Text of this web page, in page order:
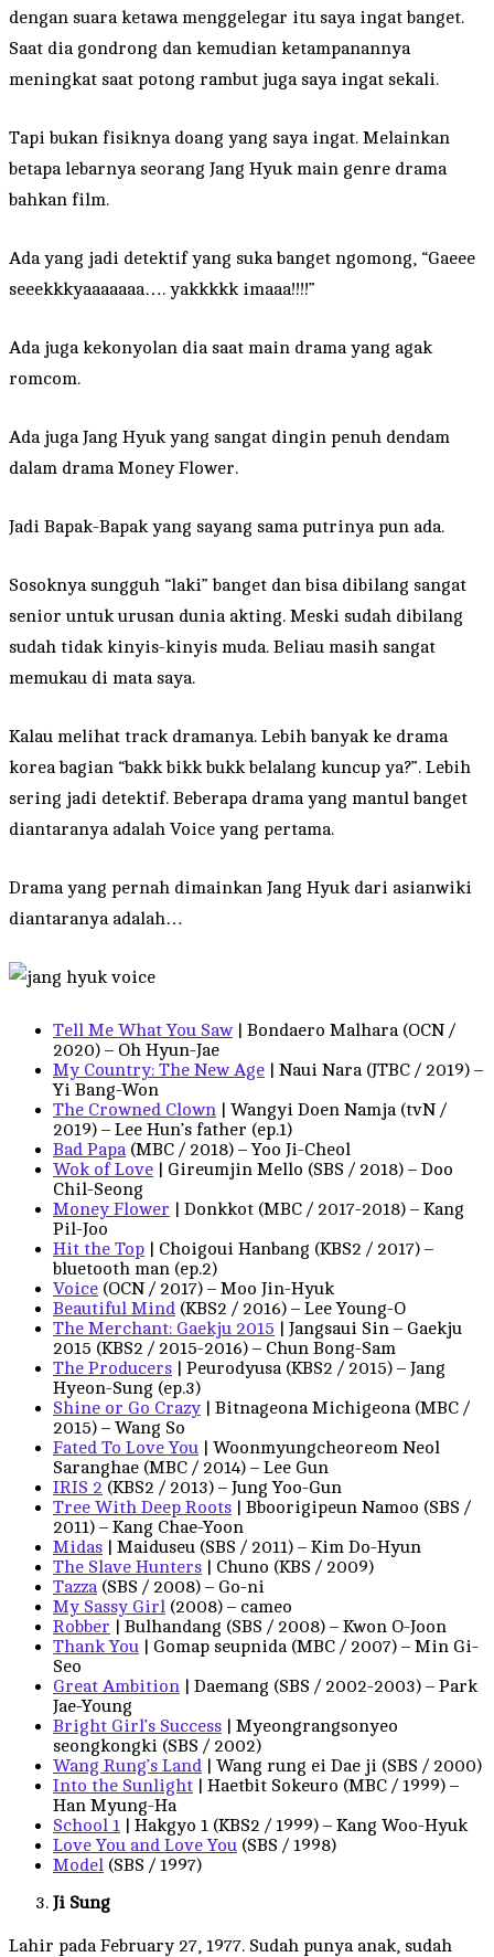
dengan suara ketawa menggelegar itu saya ingat banget.
Saat dia gondrong dan kemudian ketampanannya
meningkat saat potong rambut juga saya ingat sekali.
Tapi bukan fisiknya doang yang saya ingat. Melainkan
betapa lebarnya seorang Jang Hyuk main genre drama
bahkan film.
Ada yang jadi detektif yang suka banget ngomong, “Gaeee
seeekkkyaaaaaaa…. yakkkkk imaaa!!!!”
Ada juga kekonyolan dia saat main drama yang agak
romcom.
Ada juga Jang Hyuk yang sangat dingin penuh dendam
dalam drama Money Flower.
Jadi Bapak-Bapak yang sayang sama putrinya pun ada.
Sosoknya sungguh “laki” banget dan bisa dibilang sangat
senior untuk urusan dunia akting. Meski sudah dibilang
sudah tidak kinyis-kinyis muda. Beliau masih sangat
memukau di mata saya.
Kalau melihat track dramanya. Lebih banyak ke drama
korea bagian “bakk bikk bukk belalang kuncup ya?”. Lebih
sering jadi detektif. Beberapa drama yang mantul banget
diantaranya adalah Voice yang pertama.
Drama yang pernah dimainkan Jang Hyuk dari asianwiki
diantaranya adalah…
Tell Me What You Saw| Bondaero Malhara (OCN /
2020) – Oh Hyun-Jae
My Country: The New Age | Naui Nara (JTBC / 2019) –
Yi Bang-Won
The Crowned Clown | Wangyi Doen Namja (tvN /
2019) – Lee Hun’s father (ep.1)
Bad Papa(MBC / 2018) – Yoo Ji-Cheol
Wok of Love | Gireumjin Mello (SBS / 2018) – Doo
Chil-Seong
Money Flower | Donkkot (MBC / 2017-2018) – Kang
Pil-Joo
Hit the Top | Choigoui Hanbang (KBS2 / 2017) –
bluetooth man (ep.2)
Voice (OCN / 2017) – Moo Jin-Hyuk
Beautiful Mind (KBS2 / 2016) – Lee Young-O
The Merchant: Gaekju 2015 | Jangsaui Sin – Gaekju
2015 (KBS2 / 2015-2016) – Chun Bong-Sam
The Producers | Peurodyusa (KBS2 / 2015) – Jang
Hyeon-Sung (ep.3)
Shine or Go Crazy | Bitnageona Michigeona (MBC /
2015) – Wang So
Fated To Love You | Woonmyungcheoreom Neol
Saranghae (MBC / 2014) – Lee Gun
IRIS 2 (KBS2 / 2013) – Jung Yoo-Gun
Tree With Deep Roots | Bboorigipeun Namoo (SBS /
2011) – Kang Chae-Yoon
Midas | Maiduseu (SBS / 2011) – Kim Do-Hyun
The Slave Hunters | Chuno (KBS / 2009)
Tazza(SBS / 2008) – Go-ni
My Sassy Girl (2008) – cameo
Robber | Bulhandang (SBS / 2008) – Kwon O-Joon
Thank You | Gomap seupnida (MBC / 2007) – Min Gi-
Seo
Great Ambition | Daemang (SBS / 2002-2003) – Park
Jae-Young
Bright Girl’s Success | Myeongrangsonyeo
seongkongki (SBS / 2002)
Wang Rung’s Land | Wang rung ei Dae ji (SBS / 2000)
Into the Sunlight | Haetbit Sokeuro (MBC / 1999) –
Han Myung-Ha
School 1 | Hakgyo 1 (KBS2 / 1999) – Kang Woo-Hyuk
Love You and Love You (SBS / 1998)
Model (SBS / 1997)
Ji Sung
Lahir pada February 27, 1977. Sudah punya anak, sudah